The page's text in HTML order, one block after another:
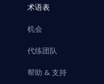
术语表
机会
代练团队
帮助 & 支持